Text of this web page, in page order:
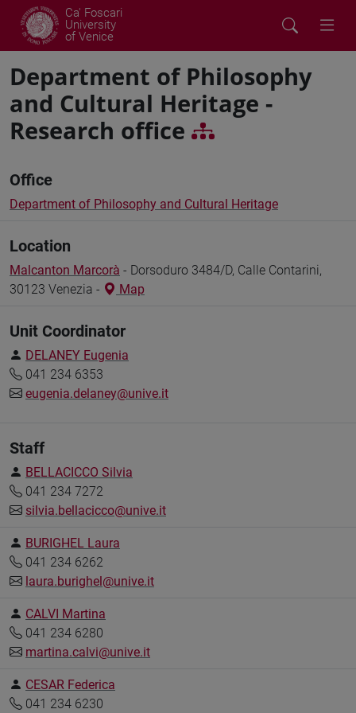
Ca' Foscari
University
of Venice
Department of Philosophy
and Cultural Heritage -
Research office
Office
Department of Philosophy and Cultural Heritage
Location
Malcanton Marcorà - Dorsoduro 3484/D, Calle Contarini,
30123 Venezia -
Map
Unit Coordinator
DELANEY Eugenia
041 234 6353
eugenia.delaney@unive.it
Staff
BELLACICCO Silvia
041 234 7272
silvia.bellacicco@unive.it
BURIGHEL Laura
041 234 6262
laura.burighel@unive.it
CALVI Martina
041 234 6280
martina.calvi@unive.it
CESAR Federica
041 234 6230